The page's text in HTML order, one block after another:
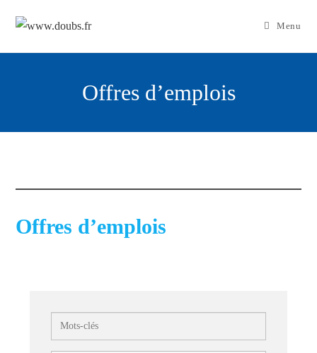
Menu
Offres d’emplois
Offres d’emplois
Mots-clés